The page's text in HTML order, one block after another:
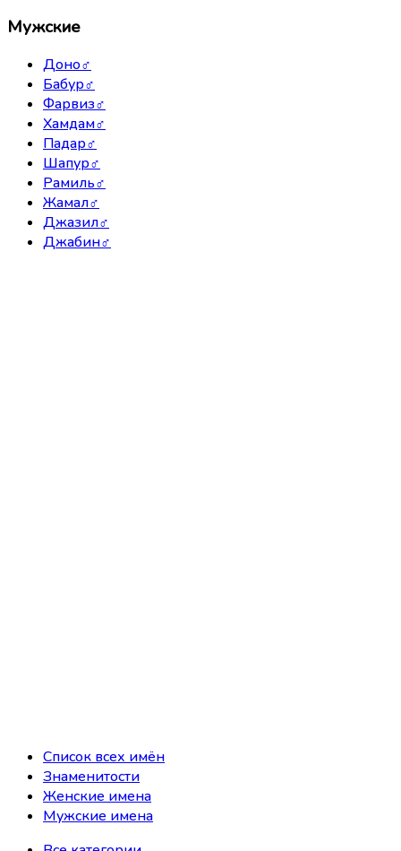
Мужские
Доно♂
Бабур♂
Фарвиз♂
Хамдам♂
Падар♂
Шапур♂
Рамиль♂
Жамал♂
Джазил♂
Джабин♂
Список всех имён
Знаменитости
Женские имена
Мужские имена